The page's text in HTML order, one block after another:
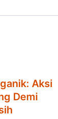
Aksi
Demi